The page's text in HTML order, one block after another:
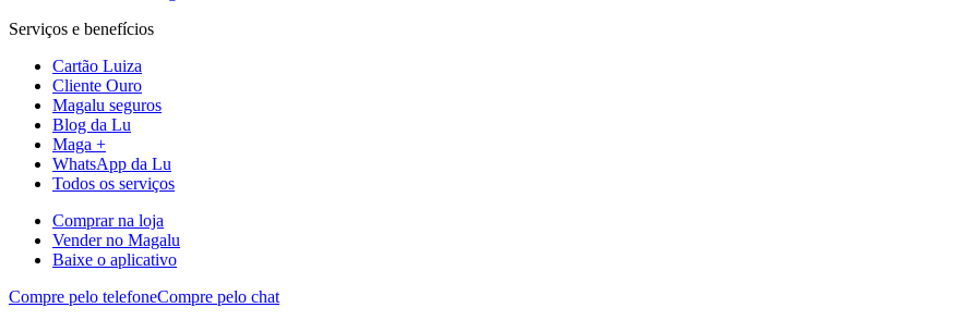
Serviços e benefícios
Cartão Luiza
Cliente Ouro
Magalu seguros
Blog da Lu
Maga +
WhatsApp da Lu
Todos os serviços
Comprar na loja
Vender no Magalu
Baixe o aplicativo
Compre pelo telefoneCompre pelo chat